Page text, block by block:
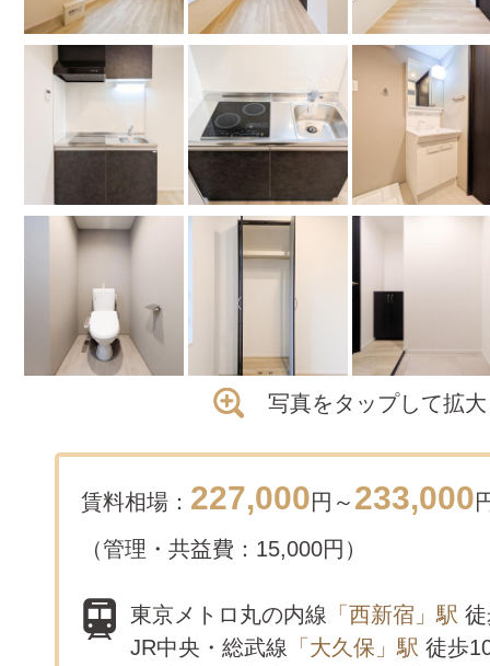
写真をタップして拡大
賃料相場： 227,000円～ 233,000
（管理・共益費：15,000円）
東京メトロ丸の内線 「西新宿」駅
JR中央・総武線 「大久保」駅 徒歩